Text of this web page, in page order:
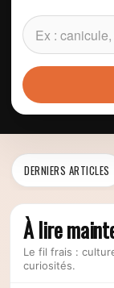
DERNIERS ARTICLES
À lire
Le fil frais :
curiosités.